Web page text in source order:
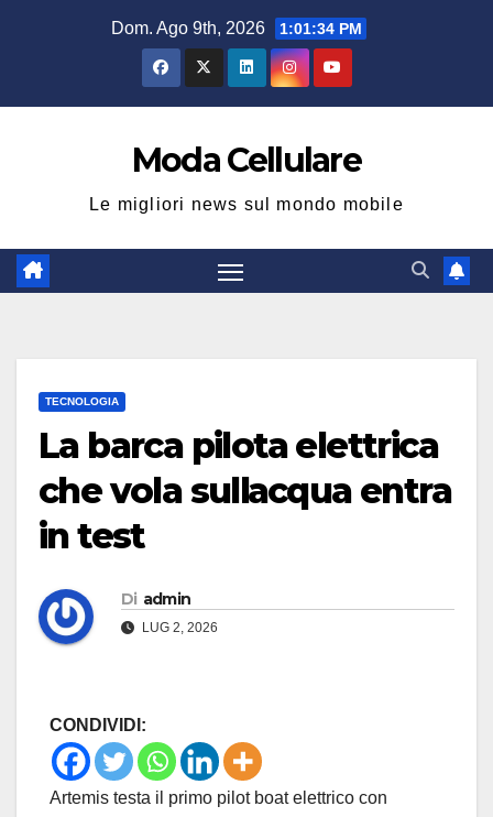
Dom. Ago 9th, 2026 1:01:35 PM
Moda Cellulare
Le migliori news sul mondo mobile
TECNOLOGIA
La barca pilota elettrica
che vola sullacqua entra
in test
Di admin
LUG 2, 2026
CONDIVIDI:
Artemis testa il primo pilot boat elettrico con